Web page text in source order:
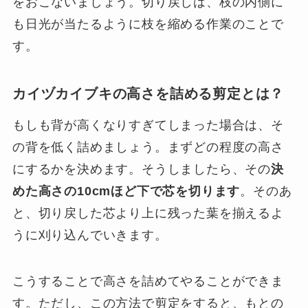
も日光が当たるように枝を縮める作業のことで
す。
カイヅカイブキの高さを詰める剪定とは？
もしも背が高くなりすぎてしまった場合は、そ
の背を低く詰めましょう。まずどの程度の高さ
にするかを決めます。そうしましたら、その決
めた高さの10cmほど下で芯を切ります。そのあ
と、切り戻した芯より上に残った葉を揃えるよ
うに刈り込んでいきます。
こうすることで高さを詰めてやることができま
す。ただし、この方法で剪定をすると、もとの